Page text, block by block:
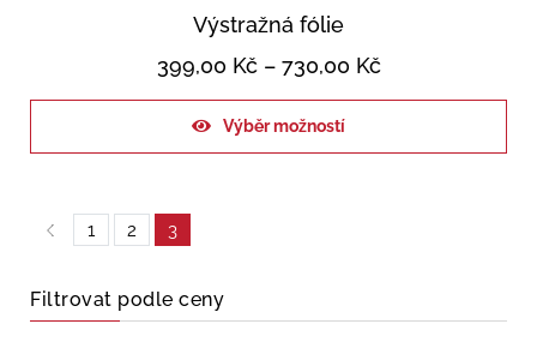
Výstražná fólie
399,00 Kč– 730,00 Kč
Výběr možností
1 2 3
Filtrovat podle ceny